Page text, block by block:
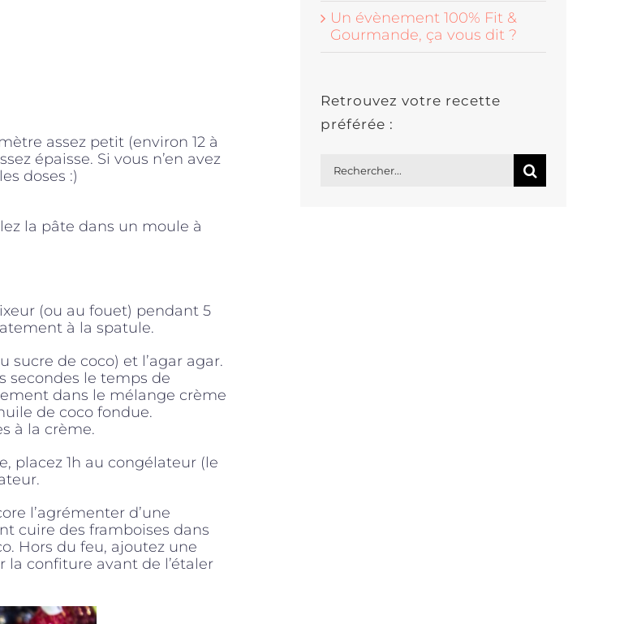
assez petit (environ 12 à
épaisse. Si vous n’en avez
doses :)
la pâte dans un moule à
(ou au fouet) pendant 5
à la spatule.
sucre de coco) et l’agar agar.
secondes le temps de
dans le mélange crème
de coco fondue.
à la crème.
placez 1h au congélateur (le
l’agrémenter d’une
cuire des framboises dans
Hors du feu, ajoutez une
la confiture avant de l’étaler
Un évènement 100% Fit &
Gourmande, ça vous dit ?
Retrouvez votre recette
préférée :